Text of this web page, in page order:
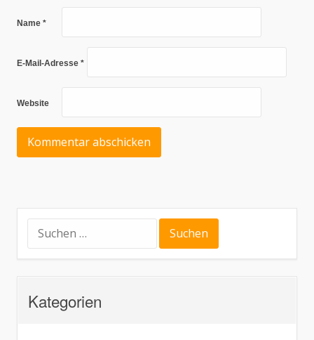
Name *
E-Mail-Adresse *
Website
nach:
Kategorien